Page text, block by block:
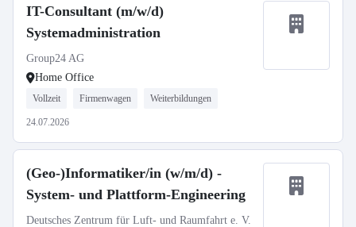
IT-Consultant (m/w/d)
Systemadministration
Group24 AG
Home Office
Vollzeit Firmenwagen Weiterbildungen
24.07.2026
(Geo-)Informatiker/in (w/m/d) -
System- und Plattform-Engineering
Deutsches Zentrum für Luft- und Raumfahrt e. V.